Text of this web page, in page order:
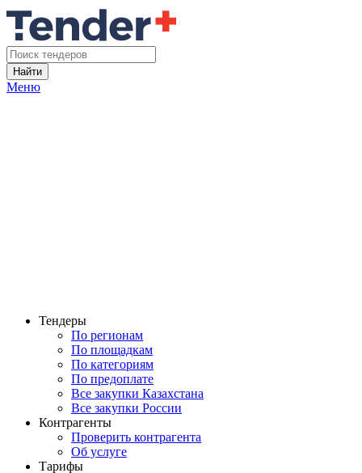
Найти
Меню
Тендеры
По регионам
По площадкам
По категориям
По предоплате
Все закупки Казахстана
Все закупки России
Контрагенты
Проверить контрагента
Об услуге
Тарифы